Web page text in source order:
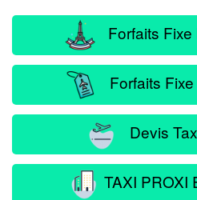
Forfaits
Forfaits
Devis
TAXI PROXI